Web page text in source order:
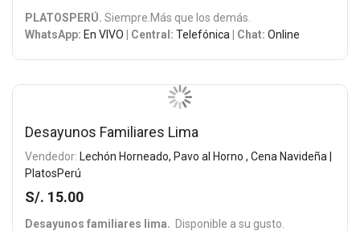
PLATOSPERÚ. Siempre.Más que los demás.
WhatsApp: En VIVO | Central: Telefónica | Chat: Online
Desayunos Familiares Lima
Vendedor: Lechón Horneado, Pavo al Horno , Cena Navideña |
PlatosPerú
S/. 15.00
Desayunos familiares lima. Disponible a su gusto.